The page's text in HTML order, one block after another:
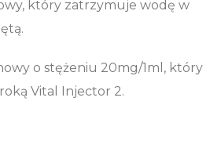
który zatrzymuje wodę w
o stężeniu 20mg/1ml, który
Vital Injector 2.